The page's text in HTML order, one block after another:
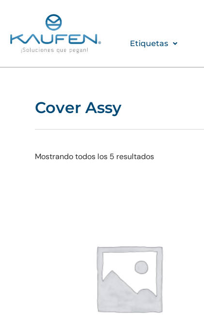
contenido
Etiquetas
Cover Assy
Mostrando todos los 5 resultados